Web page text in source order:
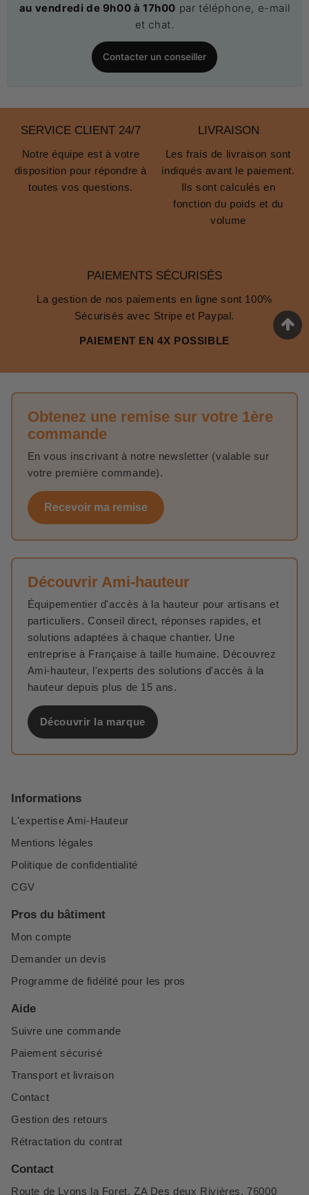
au vendredi de 9h00 à 17h00 par téléphone, e-mail
et chat.
Contacter un conseiller
SERVICE CLIENT 24/7
Notre équipe est à votre
disposition pour répondre à
toutes vos questions.
LIVRAISON
Les frais de livraison sont
indiqués avant le paiement.
Ils sont calculés en
fonction du poids et du
volume
PAIEMENTS SÉCURISÉS
La gestion de nos paiements en ligne sont 100%
Sécurisés avec Stripe et Paypal.
PAIEMENT EN 4X POSSIBLE
Obtenez une remise sur votre 1ère
commande
En vous inscrivant à notre newsletter (valable sur
votre première commande).
Recevoir ma remise
Découvrir Ami-hauteur
Équipementier d'accès à la hauteur pour artisans et
particuliers. Conseil direct, réponses rapides, et
solutions adaptées à chaque chantier. Une
entreprise à Française à taille humaine. Découvrez
Ami-hauteur, l'experts des solutions d'accès à la
hauteur depuis plus de 15 ans.
Découvrir la marque
Informations
L'expertise Ami-Hauteur
Mentions légales
Politique de confidentialité
CGV
Pros du bâtiment
Mon compte
Demander un devis
Programme de fidélité pour les pros
Aide
Suivre une commande
Paiement sécurisé
Transport et livraison
Contact
Gestion des retours
Rétractation du contrat
Contact
Route de Lyons la Foret, ZA Des deux Rivières, 76000